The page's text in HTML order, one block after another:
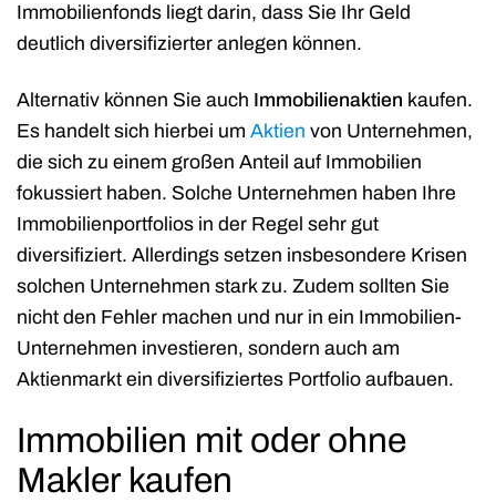
Immobilienfonds liegt darin, dass Sie Ihr Geld
deutlich diversifizierter anlegen können.
Alternativ können Sie auch Immobilienaktien kaufen.
Es handelt sich hierbei um Aktien von Unternehmen,
die sich zu einem großen Anteil auf Immobilien
fokussiert haben. Solche Unternehmen haben Ihre
Immobilienportfolios in der Regel sehr gut
diversifiziert. Allerdings setzen insbesondere Krisen
solchen Unternehmen stark zu. Zudem sollten Sie
nicht den Fehler machen und nur in ein Immobilien-
Unternehmen investieren, sondern auch am
Aktienmarkt ein diversifiziertes Portfolio aufbauen.
Immobilien mit oder ohne
Makler kaufen